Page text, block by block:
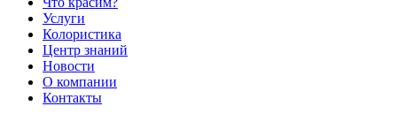
Услуги
Колористика
Центр знаний
Новости
О компании
Контакты